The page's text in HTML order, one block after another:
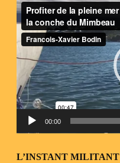
Lecteur
vidéo
00:00
L’INSTANT MILITANT